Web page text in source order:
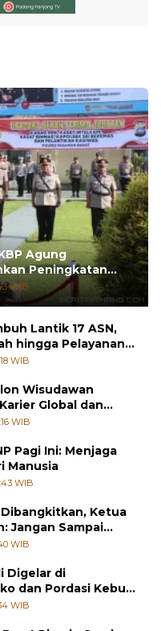
Agung
Peningkatan
dengan
WIB
Lantik 17 ASN,
hingga Pelayanan
WIB
Wisudawan
Global dan
WIB
Pagi Ini: Menjaga
Manusia
WIB
Ketua
Jangan Sampai
Jati Diri
WIB
Digelar di
dan Pordasi Kebut
WIB